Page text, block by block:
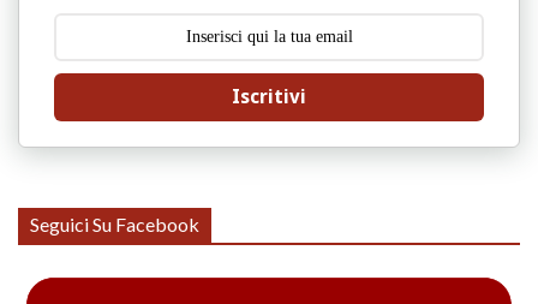
Iscritivi
Seguici Su Facebook